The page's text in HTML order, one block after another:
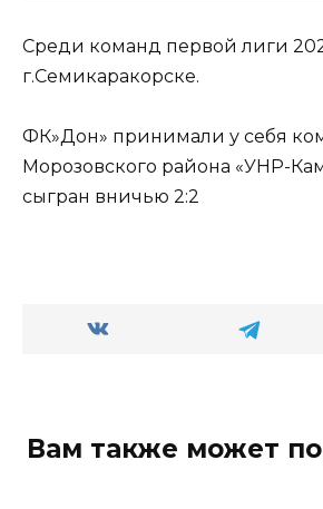
Среди команд первой лиги
г.Семикаракорске.
ФК»Дон» принимали у себя
Морозовского района «УНР-
сыгран вничью 2:2
Вам также может